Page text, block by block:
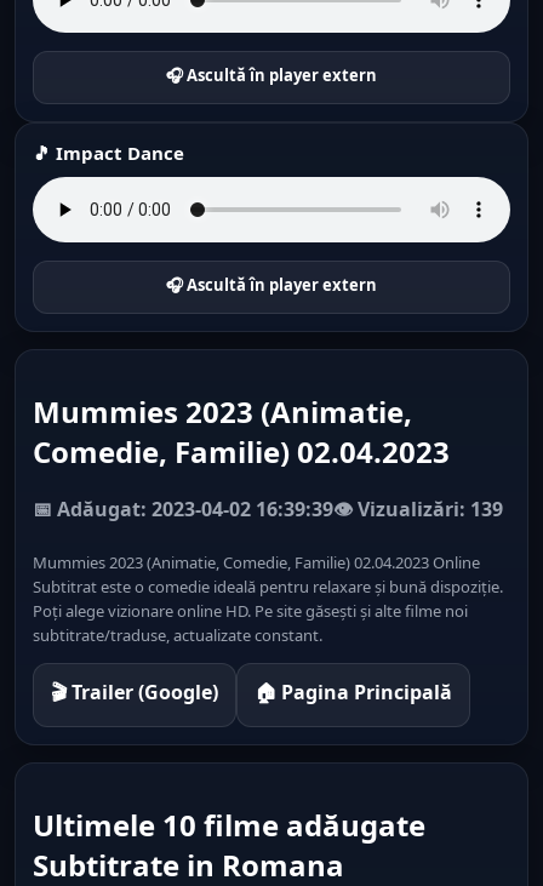
🎧 Ascultă în player extern
🎵 Impact Dance
🎧 Ascultă în player extern
Mummies 2023 (Animatie,
Comedie, Familie) 02.04.2023
📅 Adăugat: 2023-04-02 16:39:39👁️ Vizualizări: 139
Mummies 2023 (Animatie, Comedie, Familie) 02.04.2023 Online
Subtitrat este o comedie ideală pentru relaxare și bună dispoziție.
Poți alege vizionare online HD. Pe site găsești și alte filme noi
subtitrate/traduse, actualizate constant.
🎬 Trailer (Google) 🏠 Pagina Principală
Ultimele 10 filme adăugate
Subtitrate in Romana